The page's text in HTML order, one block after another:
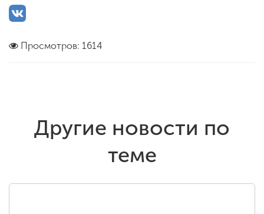
Просмотров: 1614
Другие новости по
теме